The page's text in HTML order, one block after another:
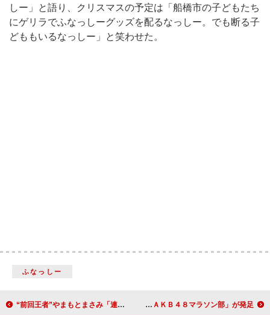
しー」と語り、クリスマスの予定は「船橋市の子どもたち
にゲリラでふなっしーグッズを配るなっしー。でも断る子
どももいるなっしー」と笑わせた。
ふなっしー
“前回王者”やまもとまさみ「連覇は当然」 「Ｒ－１ぐらんぷり２０１５」記者会見 高城亜樹「またフルマラソンを完走したい」 新生「ＡＫＢ４８マラソン部」が発足